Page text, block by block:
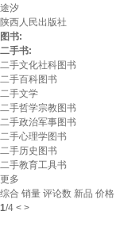
途汐
陕西人民出版社
图书:
二手书:
二手文化社科图书
二手百科图书
二手文学
二手哲学宗教图书
二手政治军事图书
二手心理学图书
二手历史图书
二手教育工具书
更多
综合 销量 评论数 新品 价格
1/4 < >